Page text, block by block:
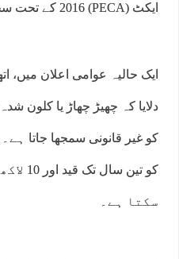
ایکٹ (PECA) 2016 کے تحت سخت سزاؤں سے خبردار کیا۔
ایک حالیہ عوامی اعلان میں،
کو غیر قانونی سمجھا جاتا
کو تین
سکتا ہے۔